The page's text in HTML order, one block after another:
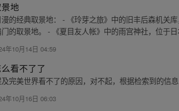
地
的经典取景地： - 《玲芽之旅》中的旧丰后森机关
的取景地。 - 《夏目友人帐》中的雨宫神社，位于
年10月14日 04:59
看不了了
完美世界看不了的原因，对不起，根据检索到的信息
年10月16日 06:03